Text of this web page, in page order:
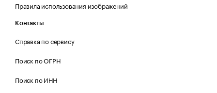
Правила использования изображений
Контакты
Справка по сервису
Поиск по ОГРН
Поиск по ИНН